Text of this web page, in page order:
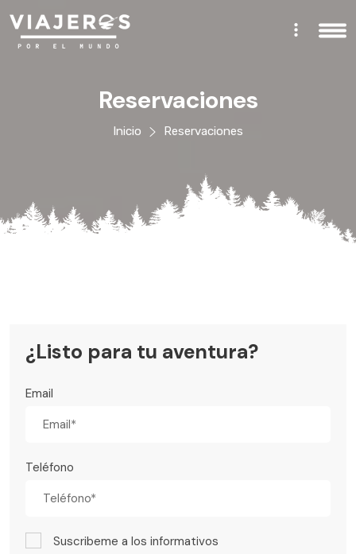
Reservaciones
Inicio Reservaciones
¿Listo para tu aventura?
Email
Teléfono
Suscribeme a los informativos